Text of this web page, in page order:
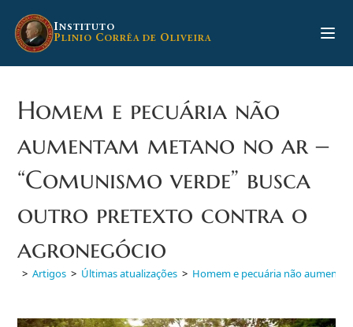
para
INSTITUTO
PLINIO CORRÊA DE OLIVEIRA
Homem e pecuária não
aumentam metano no ar ‒
“Comunismo verde” busca
outro pretexto contra o
agronegócio
> Artigos > Últimas atualizações > Homem e pecuária não